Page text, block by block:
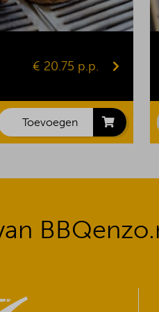
€ 20.75 p.p.
Toevoegen